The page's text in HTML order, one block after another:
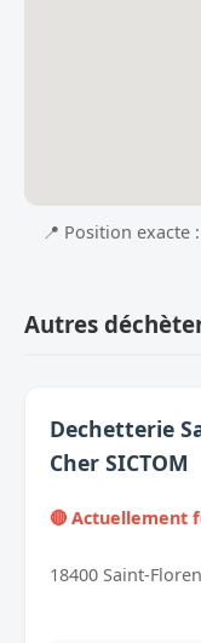
📍 Position exacte
Autres
Dechetterie
Cher SICTOM
🔴 Actuellement
18400 Saint-